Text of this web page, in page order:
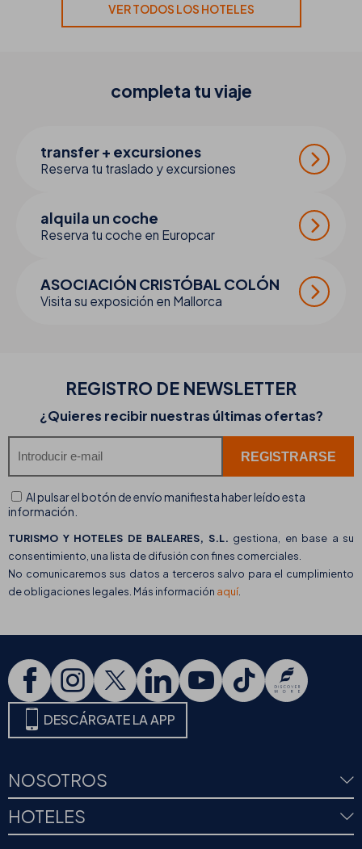
VER TODOS LOS HOTELES
completa tuviaje
transfer + excursiones
Reserva tu traslado y excursiones
alquila un coche
Reserva tu coche en Europcar
ASOCIACIÓN CRISTÓBAL COLÓN
Visita su exposición en Mallorca
REGISTRO DE NEWSLETTER
¿Quieres recibir nuestras últimas ofertas?
Al pulsar el botón de envío manifiesta haber leído esta
información.
TURISMO Y HOTELES DE BALEARES, S.L. gestiona, en base a su
consentimiento, una lista de difusión con fines comerciales.
No comunicaremos sus datos a terceros salvo para el cumplimiento
de obligaciones legales. Más información aquí
DESCÁRGATE LA APP
NOSOTROS
HOTELES